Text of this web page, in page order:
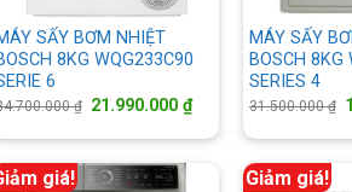
SẤY BƠM NHIỆT
8KG WQG233C90
6
₫ Giá
là:
21.990.000₫Giá
hiện
tại
21.990.000 ₫.
MÁY SẤY
BOSCH 8KG
SERIES 4
31.500.000₫
giá! Giảm giá!